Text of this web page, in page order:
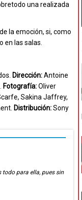
una realizada
la emoción, si, como
en las salas.
Dirección:Antoine
Fotografía:Oliver
Sakina Jaffrey,
Distribución:Sony
todo para ella, pues sin